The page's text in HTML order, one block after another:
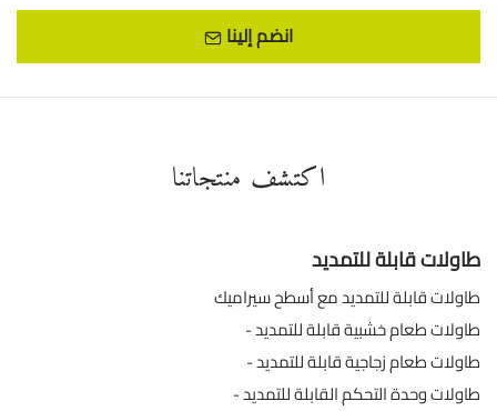
انضم إلينا
اكتشف منتجاتنا
طاولات قابلة للتمديد
طاولات قابلة للتمديد مع أسطح سيراميك
طاولات طعام خشبية قابلة للتمديد
طاولات طعام زجاجية قابلة للتمديد
طاولات وحدة التحكم القابلة للتمديد